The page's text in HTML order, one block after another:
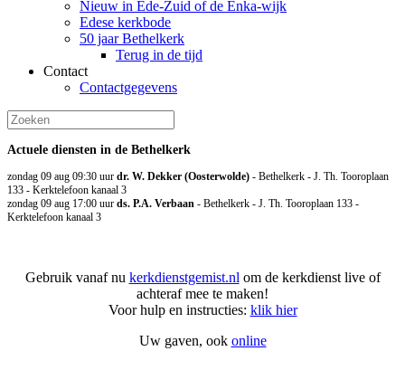
Nieuw in Ede-Zuid of de Enka-wijk
Edese kerkbode
50 jaar Bethelkerk
Terug in de tijd
Contact
Contactgegevens
Actuele diensten in de Bethelkerk
zondag 09 aug 09:30 uur dr. W. Dekker (Oosterwolde) - Bethelkerk - J. Th. Tooroplaan
133 - Kerktelefoon kanaal 3
zondag 09 aug 17:00 uur ds. P.A. Verbaan - Bethelkerk - J. Th. Tooroplaan 133 -
Kerktelefoon kanaal 3
Gebruik vanaf nu kerkdienstgemist.nl om de kerkdienst live of
achteraf mee te maken!
Voor hulp en instructies: klik hier
Uw gaven, ook online